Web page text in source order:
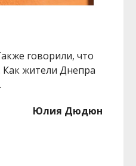
говорили, что
Как жители Днепра
.
Юлия Дюдюн